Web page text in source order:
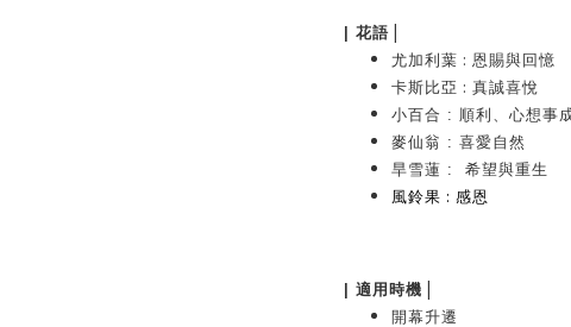
花語|
尤加利葉 : 恩賜與回憶
卡斯比亞 : 真誠喜悅
小百合 : 順利、心想事
麥仙翁 : 喜愛自然
旱雪蓮 : 希望與重生
風鈴果 : 感恩
| 適用時機 |
開幕升遷